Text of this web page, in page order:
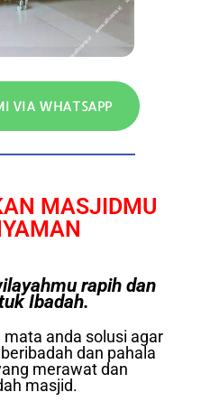
VIA WHATSAPP
MASJIDMU
rapih dan
Ibadah.
anda solusi agar
dan pahala
merawat dan
masjid.